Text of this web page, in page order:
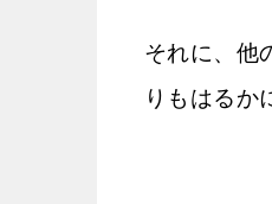
それに、他
りもはるか